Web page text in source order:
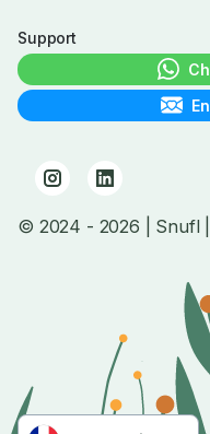
Support
© 2024 - 2026 | Snufl |